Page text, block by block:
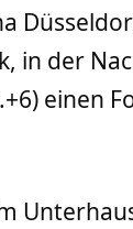
in der
einen